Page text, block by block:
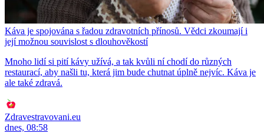
Káva je spojována s řadou zdravotních přínosů. Vědci zkoumají i
její možnou souvislost s dlouhověkostí
Mnoho lidí si pití kávy užívá, a tak kvůli ní chodí do různých
restaurací, aby našli tu, která jim bude chutnat úplně nejvíc. Káva je
ale také zdravá.
Zdravestravovani.eu
dnes, 08:58